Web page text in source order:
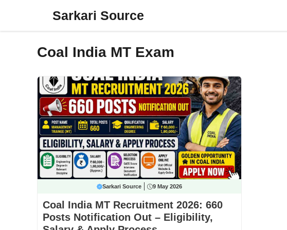
Sarkari Source
Coal India MT Exam
Sarkari Source 9 May 2026
Coal India MT Recruitment 2026: 660
Posts Notification Out – Eligibility,